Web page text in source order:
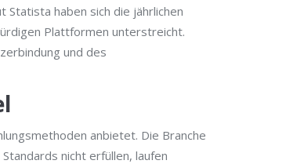
Statista haben sich die jährlichen
Plattformen unterstreicht.
und des
anbietet. Die Branche
nicht erfüllen, laufen